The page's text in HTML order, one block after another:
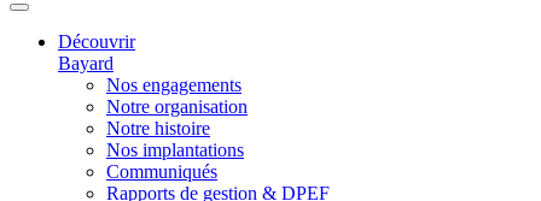
Découvrir
Bayard
Nos engagements
Notre organisation
Notre histoire
Nos implantations
Communiqués
Rapports de gestion & DPEF